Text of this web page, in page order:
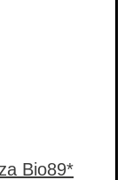
Bio89*